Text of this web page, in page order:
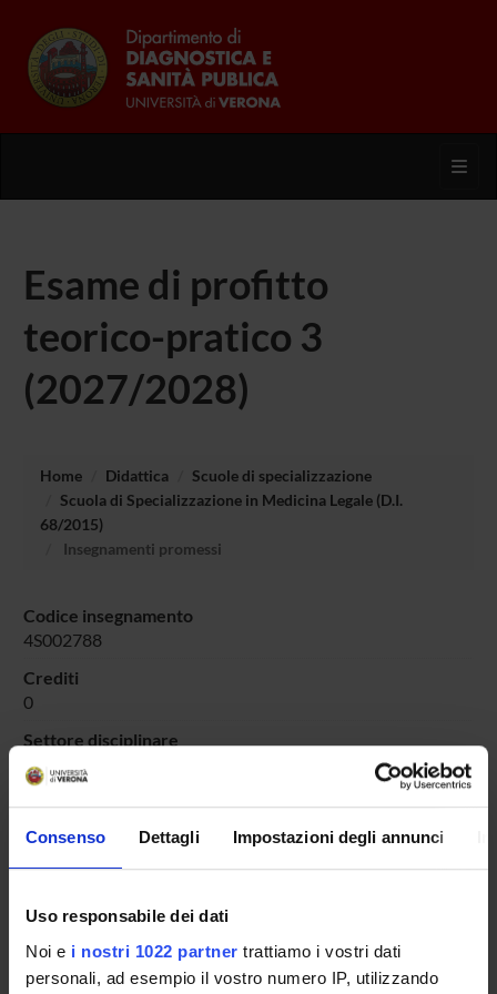
Consenso Dettagli Impostazioni degli annunci
Uso responsabile dei dati
Noi e i nostri 1022 partner trattiamo i vostri dati
personali, ad esempio il vostro numero IP, utilizzando
Esame di profitto
teorico-pratico 3
(2027/2028)
Home Didattica
Scuole di specializzazione
Scuola di Specializzazione in Medicina Legale (D.I.
68/2015)
Insegnamenti promessi
Codice insegnamento
4S002788
Crediti
0
Settore disciplinare
- - -
Come iscriversi e Requisiti di ammissione
Insegnamenti